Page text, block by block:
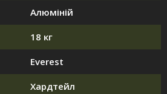
Алюміній
18 кг
Everest
Хардтейл